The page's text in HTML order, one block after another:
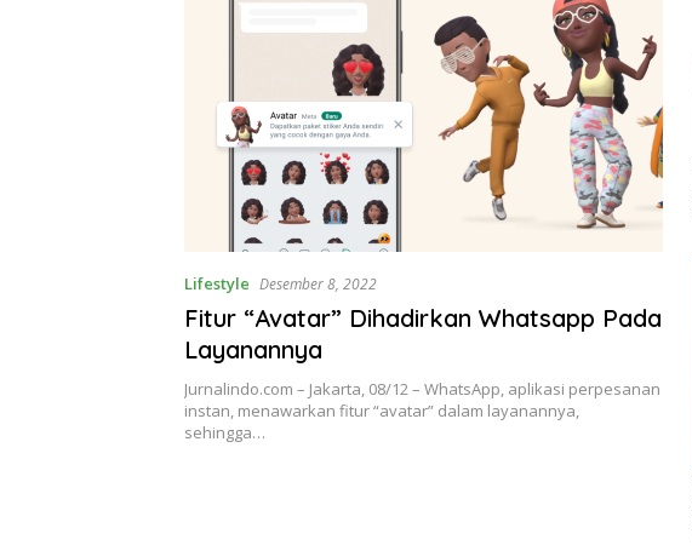
Lifestyle Desember 8, 2022
Fitur “Avatar” Dihadirkan Whatsapp Pada
Layanannya
Jurnalindo.com – Jakarta, 08/12 – WhatsApp, aplikasi perpesanan
instan, menawarkan fitur “avatar” dalam layanannya,
sehingga…